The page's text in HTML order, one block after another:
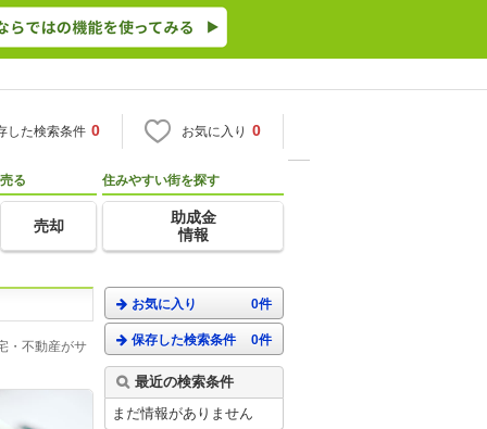
した検索条件 0 お気に入り 0
売る
売却
住みやすい街を探す
助成金
情報
・不動産がサ
お気に入り 0件
保存した検索条件 0件
最近の検索条件
まだ情報がありません